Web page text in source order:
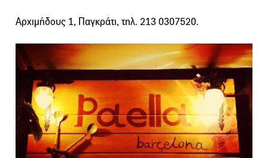
Αρχιμήδους 1, Παγκράτι, τηλ. 213 0307520.